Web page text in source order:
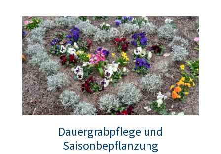
Dauergrabpflege und
Saisonbepflanzung